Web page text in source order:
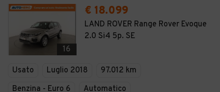
16
€ 18.099
LAND ROVER Range Rover Evoque
2.0 Si4 5p. SE
Usato Luglio 2018
97.012 km
Benzina - Euro 6
Automatico